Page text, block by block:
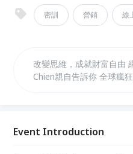
密訓 營銷 線
改變思維，成就財富自由
Chien親自告訴你 全球瘋
Event Introduction